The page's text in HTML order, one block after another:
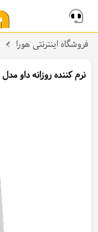
فروشگاه اینترنتی هورا
نرم کننده روزانه داو مدل Daily 1in1 حجم 200 میلی لیتر